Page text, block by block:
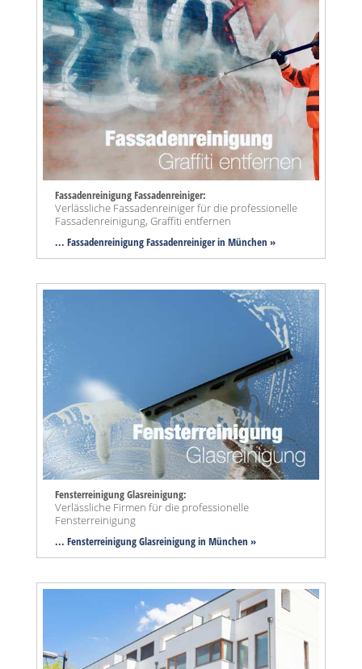
Fassadenreinigung Fassadenreiniger:
Verlässliche Fassadenreiniger für die professionelle
Fassadenreinigung, Graffiti entfernen
... Fassadenreinigung Fassadenreiniger in München »
Fensterreinigung Glasreinigung:
Verlässliche Firmen für die professionelle
Fensterreinigung
... Fensterreinigung Glasreinigung in München »